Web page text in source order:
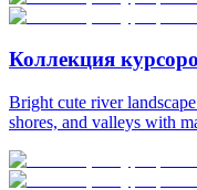
Коллекция
Bright cute river
shores, and valleys with